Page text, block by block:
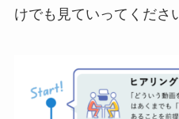
けでも見ていってくださ